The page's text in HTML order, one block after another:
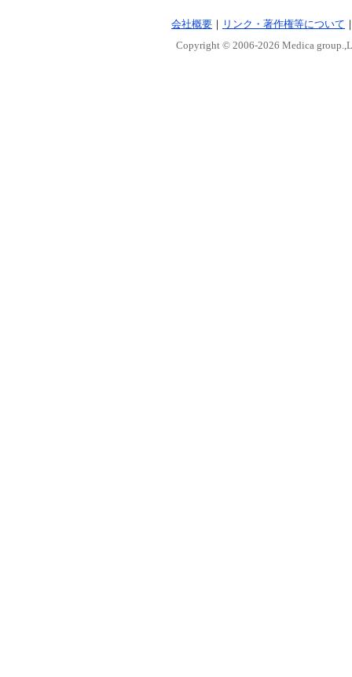
会社概要 ｜ リンク・著作権等について
Copyright © 2006-2026 Medica